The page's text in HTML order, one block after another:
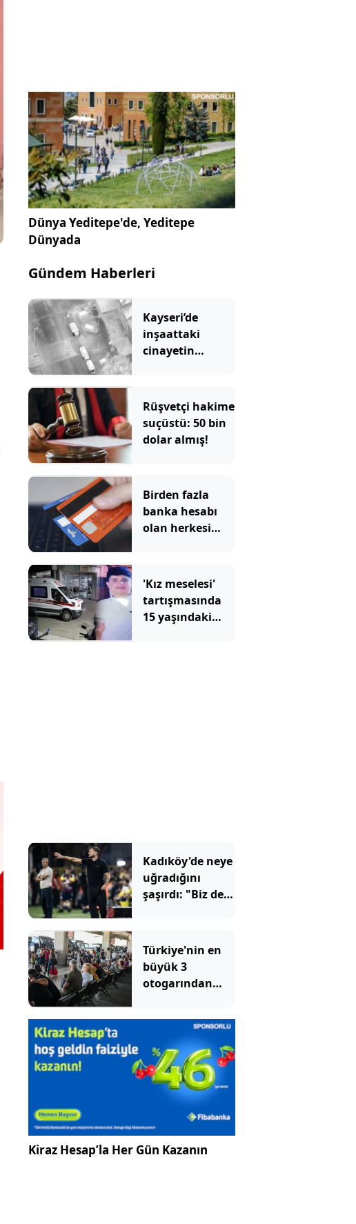
Dünya Yeditepe'de, Yeditepe
Dünyada
Gündem Haberleri
Kayseri’de
inşaattaki
cinayetin
Rüşvetçi hakime
suçüstü: 50 bin
dolar almış!
Birden fazla
banka hesabı
olan herkesi
'Kız meselesi'
tartışmasında
15 yaşındaki
Kadıköy'de neye
uğradığını
şaşırdı: "Biz de
Türkiye'nin en
büyük 3
otogarından
kararı verildi
Kiraz Hesap’la Her Gün Kazanın